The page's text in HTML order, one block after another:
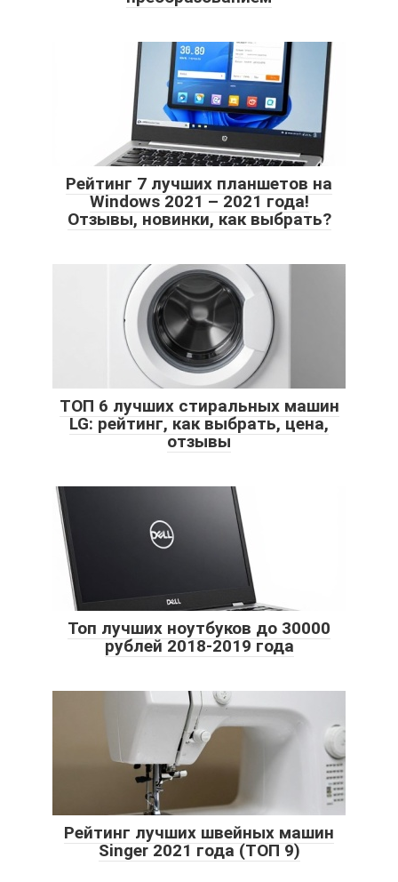
Рейтинг 7 лучших планшетов на
Windows 2021 – 2021 года!
Отзывы, новинки, как выбрать?
ТОП 6 лучших стиральных машин
LG: рейтинг, как выбрать, цена,
отзывы
Топ лучших ноутбуков до 30000
рублей 2018-2019 года
Рейтинг лучших швейных машин
Singer 2021 года (ТОП 9)